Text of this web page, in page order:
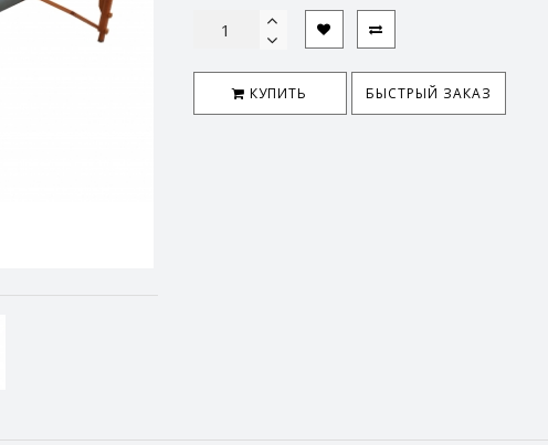
КУПИТЬ БЫСТРЫЙ ЗАКАЗ